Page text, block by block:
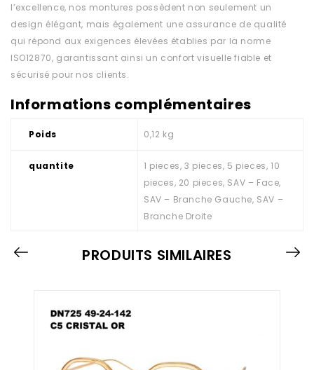
l’excellence, nos montures possèdent non seulement un
design élégant, mais également une assurance de qualité
qui répond aux exigences élevées établies par la norme
ISO12870, garantissant ainsi un confort visuelle fiable et
sécurisé pour nos clients.
Informations complémentaires
Poids 0,12 kg
quantite
1 pieces, 3 pieces, 5 pieces, 10
pieces, 20 pieces, SAV – Face,
SAV – Branche Gauche, SAV –
Branche Droite
PRODUITS SIMILAIRES